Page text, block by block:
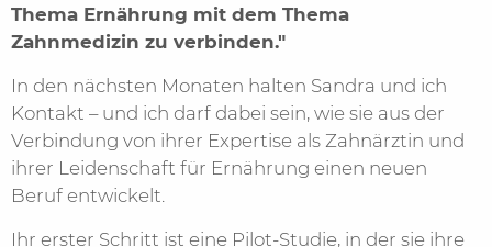
Thema Ernährung mit dem Thema
Zahnmedizin zu verbinden."
In den nächsten Monaten halten Sandra und ich
Kontakt – und ich darf dabei sein, wie sie aus der
Verbindung von ihrer Expertise als Zahnärztin und
ihrer Leidenschaft für Ernährung einen neuen
Beruf entwickelt.
Ihr erster Schritt ist eine Pilot-Studie, in der sie ihre